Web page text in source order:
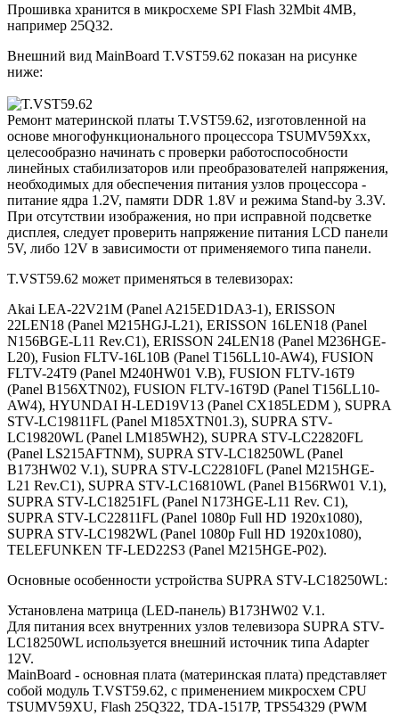
Прошивка хранится в микросхеме SPI Flash 32Mbit 4MB,
например 25Q32.
Внешний вид MainBoard T.VST59.62 показан на рисунке
ниже:
Ремонт материнской платы T.VST59.62, изготовленной на
основе многофункционального процессора TSUMV59Xхх,
целесообразно начинать с проверки работоспособности
линейных стабилизаторов или преобразователей напряжения,
необходимых для обеспечения питания узлов процессора -
питание ядра 1.2V, памяти DDR 1.8V и режима Stand-by 3.3V.
При отсутствии изображения, но при исправной подсветке
дисплея, следует проверить напряжение питания LCD панели
5V, либо 12V в зависимости от применяемого типа панели.
T.VST59.62 может применяться в телевизорах:
Akai LEA-22V21M (Panel A215ED1DA3-1), ERISSON
22LEN18 (Panel M215HGJ-L21), ERISSON 16LEN18 (Panel
N156BGE-L11 Rev.C1), ERISSON 24LEN18 (Panel M236HGE-
L20), Fusion FLTV-16L10B (Panel T156LL10-AW4), FUSION
FLTV-24T9 (Panel M240HW01 V.B), FUSION FLTV-16T9
(Panel B156XTN02), FUSION FLTV-16T9D (Panel T156LL10-
AW4), HYUNDAI H-LED19V13 (Panel CX185LEDM ), SUPRA
STV-LC19811FL (Panel M185XTN01.3), SUPRA STV-
LC19820WL (Panel LM185WH2), SUPRA STV-LC22820FL
(Panel LS215AFTNM), SUPRA STV-LC18250WL (Panel
B173HW02 V.1), SUPRA STV-LC22810FL (Panel M215HGE-
L21 Rev.C1), SUPRA STV-LC16810WL (Panel B156RW01 V.1),
SUPRA STV-LC18251FL (Panel N173HGE-L11 Rev. C1),
SUPRA STV-LC22811FL (Panel 1080p Full HD 1920x1080),
SUPRA STV-LC1982WL (Panel 1080p Full HD 1920x1080),
TELEFUNKEN TF-LED22S3 (Panel M215HGE-P02).
Основные особенности устройства SUPRA STV-LC18250WL:
Установлена матрица (LED-панель) B173HW02 V.1.
Для питания всех внутренних узлов телевизора SUPRA STV-
LC18250WL используется внешний источник типа Adapter
12V.
MainBoard - основная плата (материнская плата) представляет
собой модуль T.VST59.62, с применением микросхем CPU
TSUMV59XU, Flash 25Q322, TDA-1517P, TPS54329 (PWM